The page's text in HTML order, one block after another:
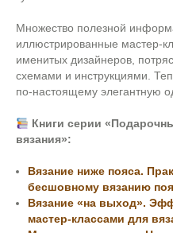
Множество полезной
иллюстрированные мастер-
именитых дизайнеров,
схемами и инструкциями.
по-настоящему элегантную
Книги серии
вязания»:
Вязание ниже пояса.
бесшовному вязанию
Вязание «на выход».
мастер-классами для